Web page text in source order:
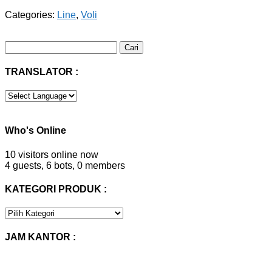
Categories: Line, Voli
untuk:
TRANSLATOR :
Who's Online
10 visitors online now
4 guests, 6 bots, 0 members
KATEGORI PRODUK :
KATEGORI
JAM KANTOR :